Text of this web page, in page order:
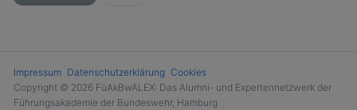
Impressum Datenschutzerklärung Cookies
Copyright © 2026 FüAkBwALEX: Das Alumni- und Expertennetzwerk der
Führungsakademie der Bundeswehr, Hamburg